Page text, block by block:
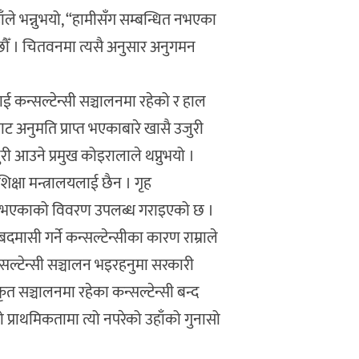
भन्नुभयो, “हामीसँग सम्बन्धित नभएका
छौँ । चितवनमा त्यसै अनुसार अनुगमन
कन्सल्टेन्सी सञ्चालनमा रहेको र हाल
अनुमति प्राप्त भएकाबारे खासै उजुरी
आउने प्रमुख कोइरालाले थप्नुभयो ।
मन्त्रालयलाई छैन । गृह
भएकाको विवरण उपलब्ध गराइएको छ ।
गर्ने कन्सल्टेन्सीका कारण राम्राले
सञ्चालन भइरहनुमा सरकारी
सञ्चालनमा रहेका कन्सल्टेन्सी बन्द
त्यो नपरेको उहाँको गुनासो